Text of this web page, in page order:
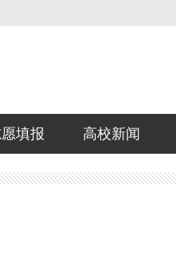
填报 高校新闻